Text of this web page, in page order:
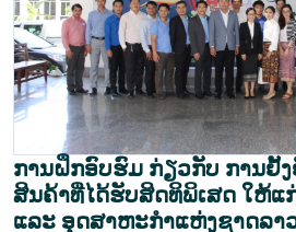
ການຝຶກອົບຮົມ ກ່ຽວກັບ ການຢັ້
ສິນຄ້າທີ່ໄດ້ຮັບສິດທິພິເສດ ໃຫ້ແ
ແລະ ອຸດສາຫະກຳແຫ່ງຊາດລາ